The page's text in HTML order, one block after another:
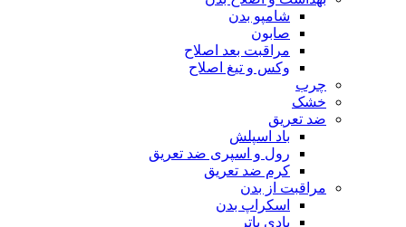
شامپو بدن
صابون
مراقبت بعد اصلاح
وکس و تیغ اصلاح
چرب
خشک
ضد تعریق
باد اسپلش
رول و اسپری ضد تعریق
کرم ضد تعریق
مراقبت از بدن
اسکراپ بدن
بادی باتر